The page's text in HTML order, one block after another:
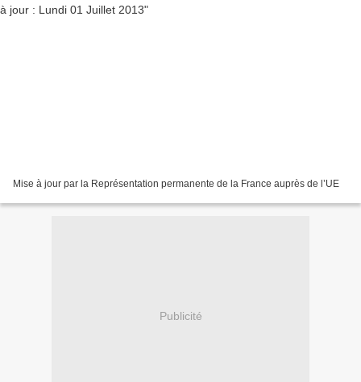
Mise à jour par la Représentation permanente de la France auprès de l’UE
Publicité